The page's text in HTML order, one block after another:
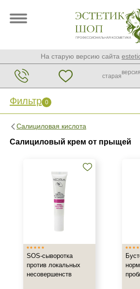
На старую версию сайта
старая
версия
Фильтр 0
Салициловая кислота
Салициловый крем от прыщей
Фильтр 0
Россия
Тип товара
SOS-сыворотка
против локальных
несовершенств